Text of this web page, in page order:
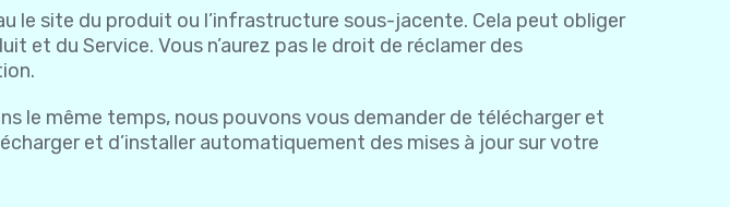
le site du produit ou l’infrastructure sous-jacente. Cela peut obliger
et du Service. Vous n’aurez pas le droit de réclamer des
le même temps, nous pouvons vous demander de télécharger et
et d’installer automatiquement des mises à jour sur votre